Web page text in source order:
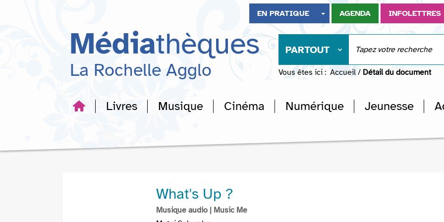
recherche
EN PRATIQUE AGENDA INFOLETTRES
Médiathèques
La Rochelle Agglo
PARTOUT
Vous êtes ici : Accueil / Détail du document
Livres Musique Cinéma Numérique Jeunesse
What's Up ?
Musique audio | Music Me